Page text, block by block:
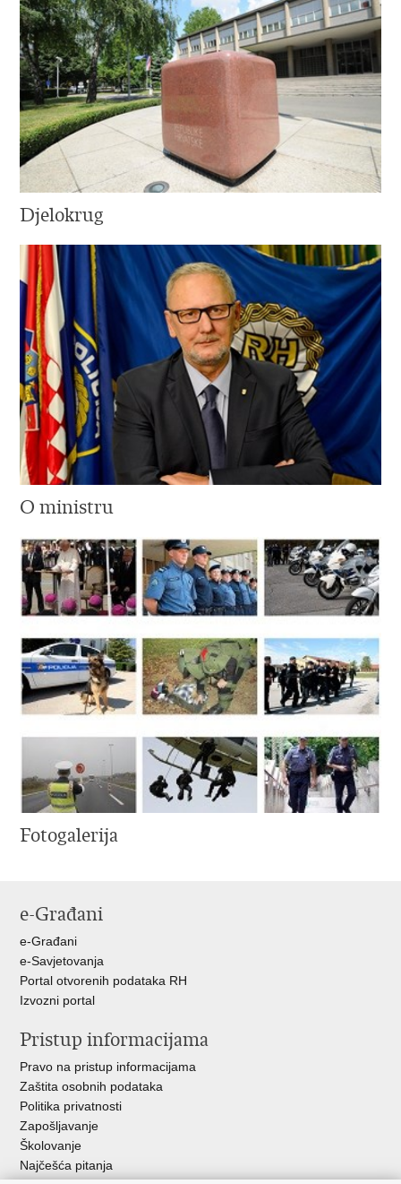
Djelokrug
O ministru
Fotogalerija
e-Građani
e-Građani
e-Savjetovanja
Portal otvorenih podataka RH
Izvozni portal
Pristup informacijama
Pravo na pristup informacijama
Zaštita osobnih podataka
Politika privatnosti
Zapošljavanje
Školovanje
Najčešća pitanja